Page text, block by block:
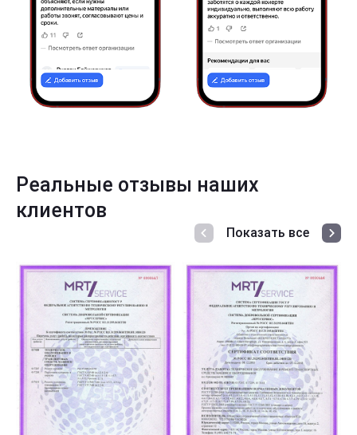
Реальные отзывы наших
клиентов
Показать все